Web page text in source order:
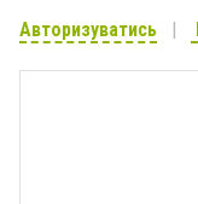
Авторизуватись